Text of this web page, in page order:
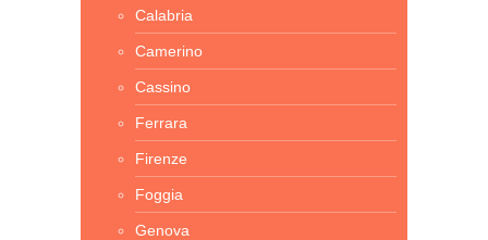
Calabria
Camerino
Cassino
Ferrara
Firenze
Foggia
Genova